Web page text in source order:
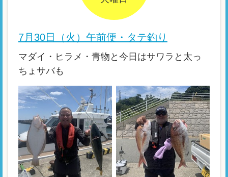
7月30日（火）午前便・タテ釣り
マダイ・ヒラメ・青物と今日はサワラと太っ
ちょサバも